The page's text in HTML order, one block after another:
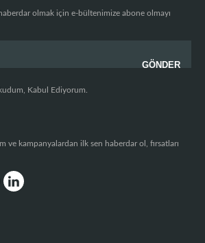
olmak için e-bültenimize abone olmayı
Kabul Ediyorum.
ve kampanyalardan ilk sen haberdar ol, fırsatları